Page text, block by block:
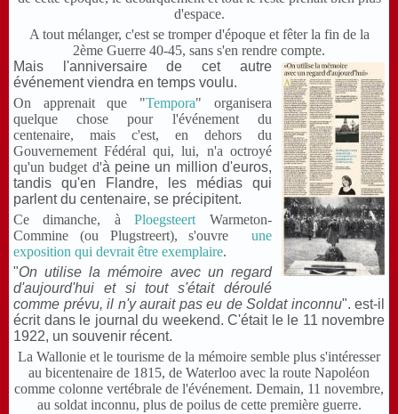
d'espace.
A tout mélanger, c'est se tromper d'époque et fêter la fin de la
2ème Guerre 40-45, sans s'en rendre compte.
Mais l'anniversaire de cet autre
événement viendra en temps voulu.
On apprenait que "Tempora" organisera
quelque chose pour l'événement du
centenaire, mais c'est, en dehors du
Gouvernement Fédéral qui, lui, n'a octroyé
qu'un budget d'à peine un million d'euros,
tandis qu'en Flandre, les médias qui
parlent du centenaire, se précipitent.
Ce dimanche, àPloegsteert Warmeton-
Commine (ou Plugstreert), s'ouvre
une
exposition qui devrait être exemplaire.
"On utilise la mémoire avec un regard
d'aujourd'hui et si tout s'était déroulé
comme prévu, il n'y aurait pas eu de Soldat inconnu". est-il
écrit dans le journal du weekend. C'était le le 11 novembre
1922, un souvenir récent.
La Wallonie et le tourisme de la mémoire semble plus s'intéresser
au bicentenaire de 1815, de Waterloo avec la route Napoléon
comme colonne vertébrale de l'événement. Demain, 11 novembre,
au soldat inconnu, plus de poilus de cette première guerre.